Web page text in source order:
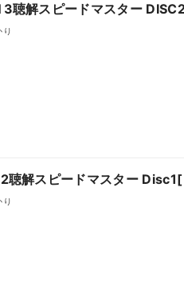
3聴解スピードマスター
聴解スピードマスター